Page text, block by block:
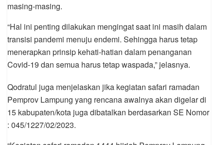
masing-masing.
“Hal ini penting dilakukan mengingat saat ini masih dalam
transisi pandemi menuju endemi. Sehingga harus tetap
menerapkan prinsip kehati-hatian dalam penanganan
Covid-19 dan semua harus tetap waspada,” jelasnya.
Qodratul juga menjelaskan jika kegiatan safari ramadan
Pemprov Lampung yang rencana awalnya akan digelar di
15 kabupaten/kota juga dibatalkan berdasarkan SE Nomor
: 045/1227/02/2023.